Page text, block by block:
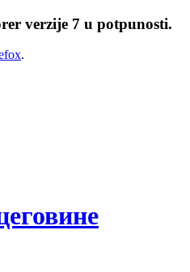
verzije 7 u potpunosti.
.